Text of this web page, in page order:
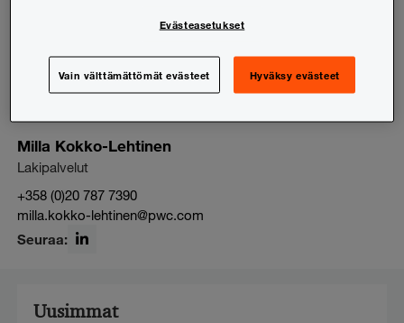
Milla Kokko-Lehtinen
Lakipalvelut
+358 (0)20 787 7390
milla.kokko-lehtinen@pwc.com
Seuraa:
Uusimmat
Evästeasetukset
Vain välttämättömät evästeet Hyväksy evästeet